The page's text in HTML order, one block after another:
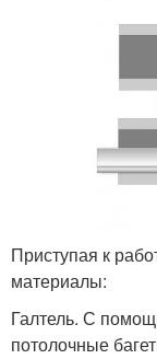
Приступая к
материалы:
Галтель. С
потолочные